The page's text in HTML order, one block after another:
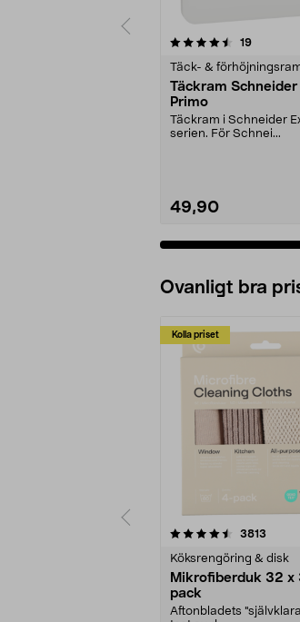
19
Täck- &
Täckram Schneider
Primo
Täckram i Schneider
serien. För Schnei...
49,90
5.0 av 5
Ovanligt bra
Kolla priset
3813
Köksrengöring & disk
Mikrofiberduk 32 x
pack
Aftonbladets
4.0av 5